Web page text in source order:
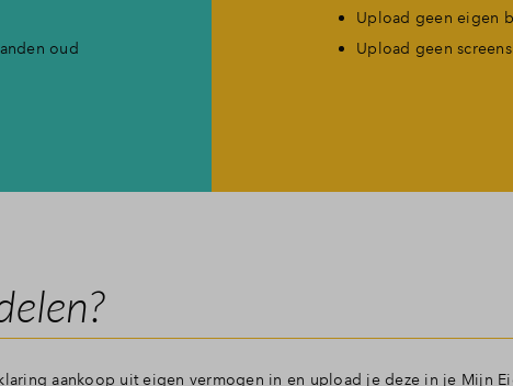
oud
Upload geen eigen
Upload geen
aankoop uit eigen vermogen in en upload je deze in je Mijn